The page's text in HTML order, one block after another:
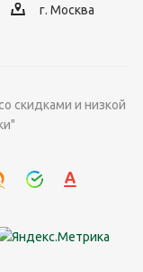
г. Москва
скидками и низкой